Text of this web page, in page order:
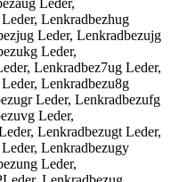
Leder,
Lenkradbezhug
Leder, Lenkradbezujg
Leder,
Lenkradbez7ug Leder,
Lenkradbezu8g
Leder, Lenkradbezufg
Leder,
Lenkradbezugt Leder,
Lenkradbezugy
Leder,